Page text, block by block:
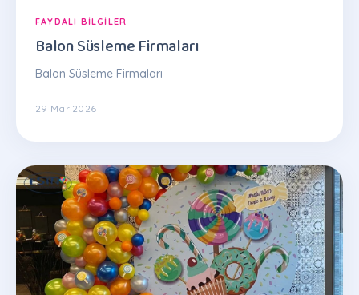
FAYDALI BILGILER
Balon Süsleme Firmaları
Balon Süsleme Firmaları
29 Mar 2026